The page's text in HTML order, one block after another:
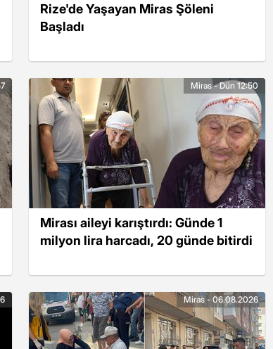
Rize'de Yaşayan Miras Şöleni
Başladı
Mirası aileyi karıştırdı: Günde 1
milyon lira harcadı, 20 günde bitirdi
Miras - Dün 12:50
Miras - 06.08.2026